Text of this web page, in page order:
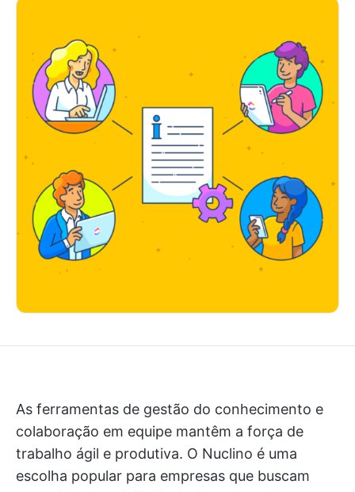
As ferramentas de gestão do conhecimento e
colaboração em equipe mantêm a força de
trabalho ágil e produtiva. O Nuclino é uma
escolha popular para empresas que buscam